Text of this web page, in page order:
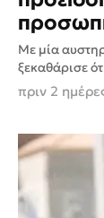
Με μία
ξεκαθάρισε
και σενάρια
πριν 2